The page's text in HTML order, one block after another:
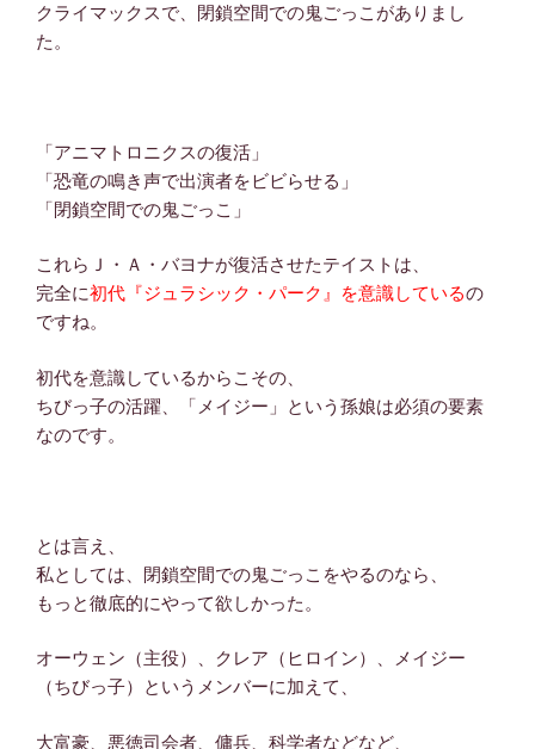
クライマックスで、閉鎖空間での鬼ごっこがありまし
た。
「アニマトロニクスの復活」
「恐竜の鳴き声で出演者をビビらせる」
「閉鎖空間での鬼ごっこ」
これらＪ・Ａ・バヨナが復活させたテイストは、
完全に初代『ジュラシック・パーク』を意識しているの
ですね。
初代を意識しているからこその、
ちびっ子の活躍、「メイジー」という孫娘は必須の要素
なのです。
とは言え、
私としては、閉鎖空間での鬼ごっこをやるのなら、
もっと徹底的にやって欲しかった。
オーウェン（主役）、クレア（ヒロイン）、メイジー
（ちびっ子）というメンバーに加えて、
大富豪、悪徳司会者、傭兵、科学者などなど、